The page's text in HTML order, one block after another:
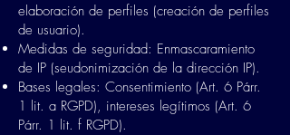
elaboración de perfiles (creación de perfiles
de usuario).
Medidas de seguridad: Enmascaramiento
de IP (seudonimización de la dirección IP).
Bases legales: Consentimiento (Art. 6 Párr.
1 lit. a RGPD), intereses legítimos (Art. 6
Párr. 1 lit. f RGPD).